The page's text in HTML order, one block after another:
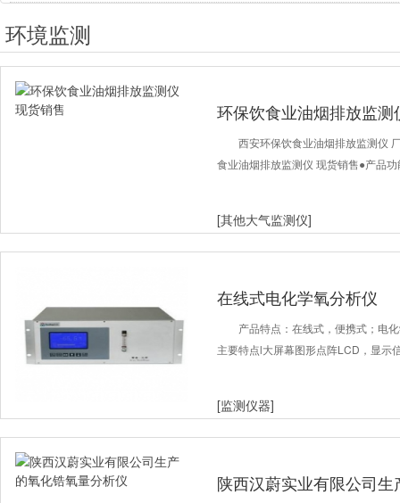
环境监测
环保饮食业油烟排放监测
西安环保饮食业油烟排放监测仪
食业油烟排放监测仪 现货销售●产品
[其他大气监测仪]
在线式电化学氧分析仪
产品特点：在线式，便携式；电
主要特点l大屏幕图形点阵LCD，显示
[监测仪器]
陕西汉蔚实业有限公司